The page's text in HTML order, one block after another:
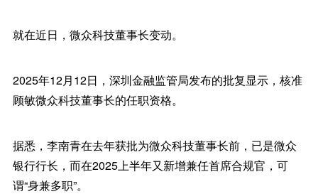
就在近日，微众科技董事长变动。
2025年12月12日，深圳金融监管局发布的批复显示，核准
顾敏微众科技董事长的任职资格。
据悉，李南青在去年获批为微众科技董事长前，已是微众
银行行长，而在2025上半年又新增兼任首席合规官，可
谓“身兼多职”。